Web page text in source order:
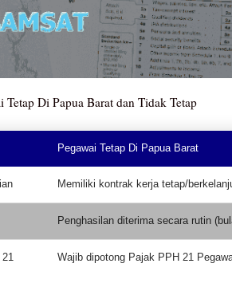
Tetap Di Papua Barat dan Tidak Tetap
Pegawai Tetap Di Papua Barat
Memiliki kontrak kerja tetap/
Penghasilan diterima secara rutin
21 Wajib dipotong Pajak PPH 21